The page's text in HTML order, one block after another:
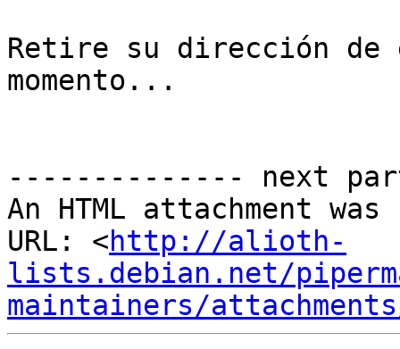
Retire su dirección de
momento...
-------------- next
An HTML attachment
URL: <http://alioth-
lists.debian.net/
maintainers/